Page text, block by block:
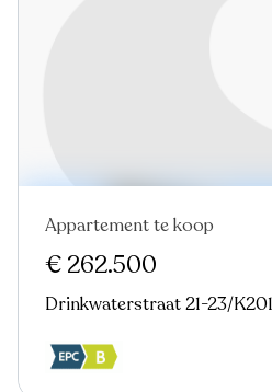
Nieuw
Appartement te koop
€ 262.500
Drinkwaterstraat 21-23/